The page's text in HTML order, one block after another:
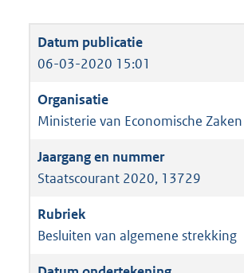
06-03-2020 15:01
Ministerie van Economische
Staatscourant 2020, 13729
Besluiten van algemene strekking